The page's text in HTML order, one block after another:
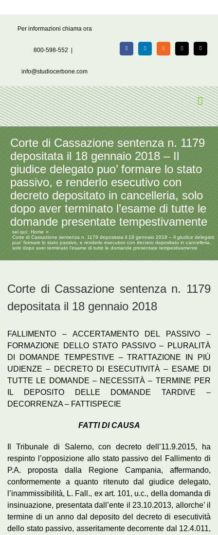
Per informazioni chiama ora
800-598-552
info@studiocerbone.com
FacebookLinkedIn Rss X Email
Corte di Cassazione sentenza n. 1179
depositata il 18 gennaio 2018 – Il
giudice delegato puo’ formare lo stato
passivo, e renderlo esecutivo con
decreto depositato in cancelleria, solo
dopo aver terminato l’esame di tutte le
domande presentate tempestivamente
sei qui: Home
Corte di Cassazione sentenza n. 1179 depositata il 18 gennaio 2018 – Il giudice delegato
puo’ formare lo stato passivo, e renderlo esecutivo con decreto depositato in cancelleria,
solo dopo aver terminato l’esame di tutte le domande presentate tempestivamente
Corte di Cassazione sentenza n. 1179
depositata il 18 gennaio 2018
FALLIMENTO – ACCERTAMENTO DEL PASSIVO –
FORMAZIONE DELLO STATO PASSIVO – PLURALITÀ
DI DOMANDE TEMPESTIVE – TRATTAZIONE IN PIÙ
UDIENZE – DECRETO DI ESECUTIVITÀ – ESAME DI
TUTTE LE DOMANDE – NECESSITÀ – TERMINE PER
IL DEPOSITO DELLE DOMANDE TARDIVE –
DECORRENZA – FATTISPECIE
FATTI DI CAUSA
Il Tribunale di Salerno, con decreto dell’11.9.2015, ha
respinto l’opposizione allo stato passivo del Fallimento di
P.A. proposta dalla Regione Campania, affermando,
conformemente a quanto ritenuto dal giudice delegato,
l’inammissibilità, L. Fall., ex art. 101, u.c., della domanda di
insinuazione, presentata dall’ente il 23.10.2013, allorche’ il
termine di un anno dal deposito del decreto di esecutività
dello stato passivo, asseritamente decorrente dal 12.4.011,